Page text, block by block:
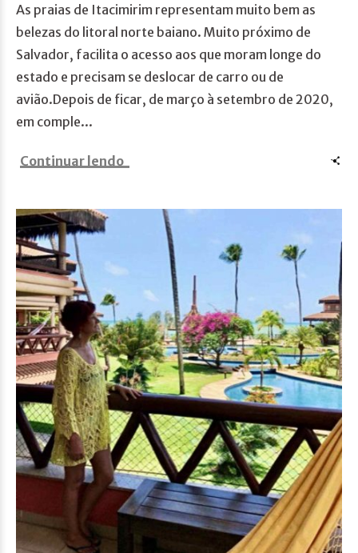
As praias de Itacimirim representam muito bem as
belezas do litoral norte baiano. Muito próximo de
Salvador, facilita o acesso aos que moram longe do
estado e precisam se deslocar de carro ou de
avião.Depois de ficar, de março à setembro de 2020,
em comple...
Continuar lendo